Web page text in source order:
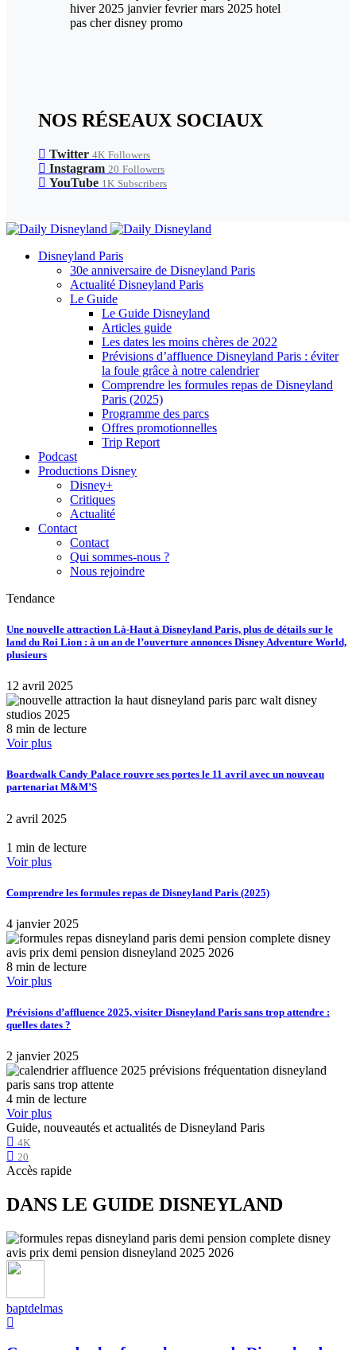
NOS RÉSEAUX SOCIAUX
Twitter 4K Followers
Instagram 20 Followers
YouTube 1K Subscribers
Disneyland Paris
30e anniversaire de Disneyland Paris
Actualité Disneyland Paris
Le Guide
Le Guide Disneyland
Articles guide
Les dates les moins chères de 2022
Prévisions d’affluence Disneyland Paris : éviter
la foule grâce à notre calendrier
Comprendre les formules repas de Disneyland
Paris (2025)
Programme des parcs
Offres promotionnelles
Trip Report
Podcast
Productions Disney
Disney+
Critiques
Actualité
Contact
Contact
Qui sommes-nous ?
Nous rejoindre
Tendance
Une nouvelle attraction Là-Haut à Disneyland Paris, plus de détails sur le
land du Roi Lion : à un an de l’ouverture annonces Disney Adventure World,
plusieurs
12 avril 2025
8 min de lecture
Voir plus
Boardwalk Candy Palace rouvre ses portes le 11 avril avec un nouveau
partenariat M&M’S
2 avril 2025
1 min de lecture
Voir plus
Comprendre les formules repas de Disneyland Paris (2025)
4 janvier 2025
8 min de lecture
Voir plus
Prévisions d’affluence 2025, visiter Disneyland Paris sans trop attendre :
quelles dates ?
2 janvier 2025
4 min de lecture
Voir plus
Guide, nouveautés et actualités de Disneyland Paris
4K
20
Accès rapide
DANS LE GUIDE DISNEYLAND
baptdelmas